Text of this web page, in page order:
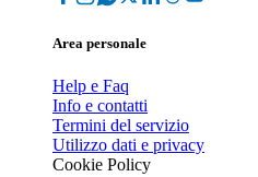
Area personale
Help e Faq
Info e contatti
Termini del servizio
Utilizzo dati e privacy
Cookie Policy